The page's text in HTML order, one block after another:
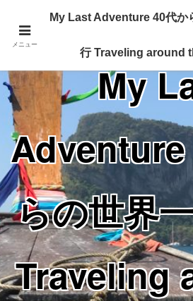
Traveling around the
My
Adventure
らの世界
Traveling
メニュー
My Last Adventure 40代か
行 Traveling around